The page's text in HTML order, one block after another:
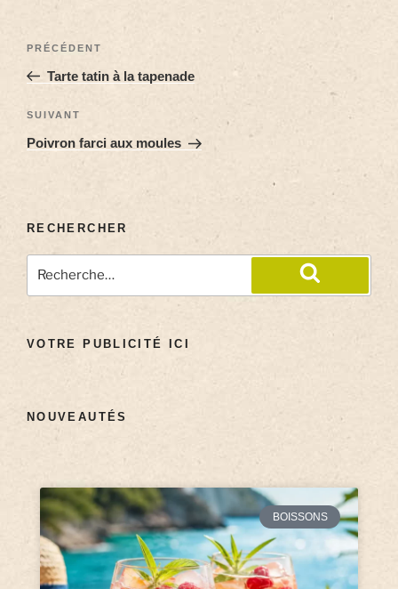
PRÉCÉDENT
Tarte tatin à la tapenade
SUIVANT
Poivron farci aux moules
RECHERCHER
VOTRE PUBLICITÉ ICI
NOUVEAUTÉS
BOISSONS